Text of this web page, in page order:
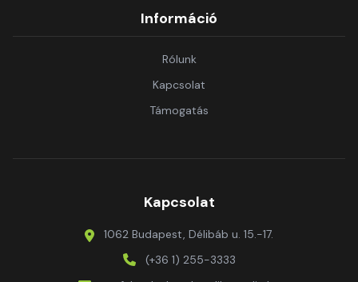
Információ
Rólunk
Kapcsolat
Támogatás
Kapcsolat
1062 Budapest, Délibáb u. 15.-17.
(+36 1) 255-3333